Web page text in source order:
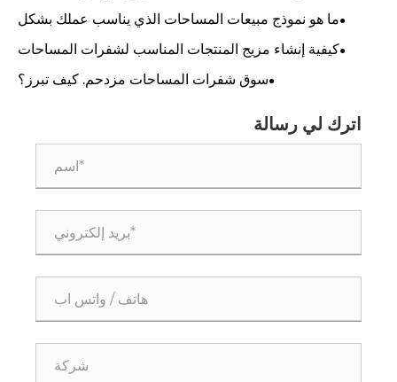
للنمو؟
ما هو نموذج مبيعات المساحات الذي يناسب عملك بشكل
أفضل؟
كيفية إنشاء مزيج المنتجات المناسب لشفرات المساحات
لسوق جديد
سوق شفرات المساحات مزدحم. كيف تبرز؟
اترك لي رسالة